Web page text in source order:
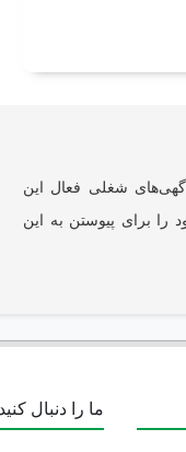
شغلی فعال این
برای پیوستن به این
ما را دنبال کنید